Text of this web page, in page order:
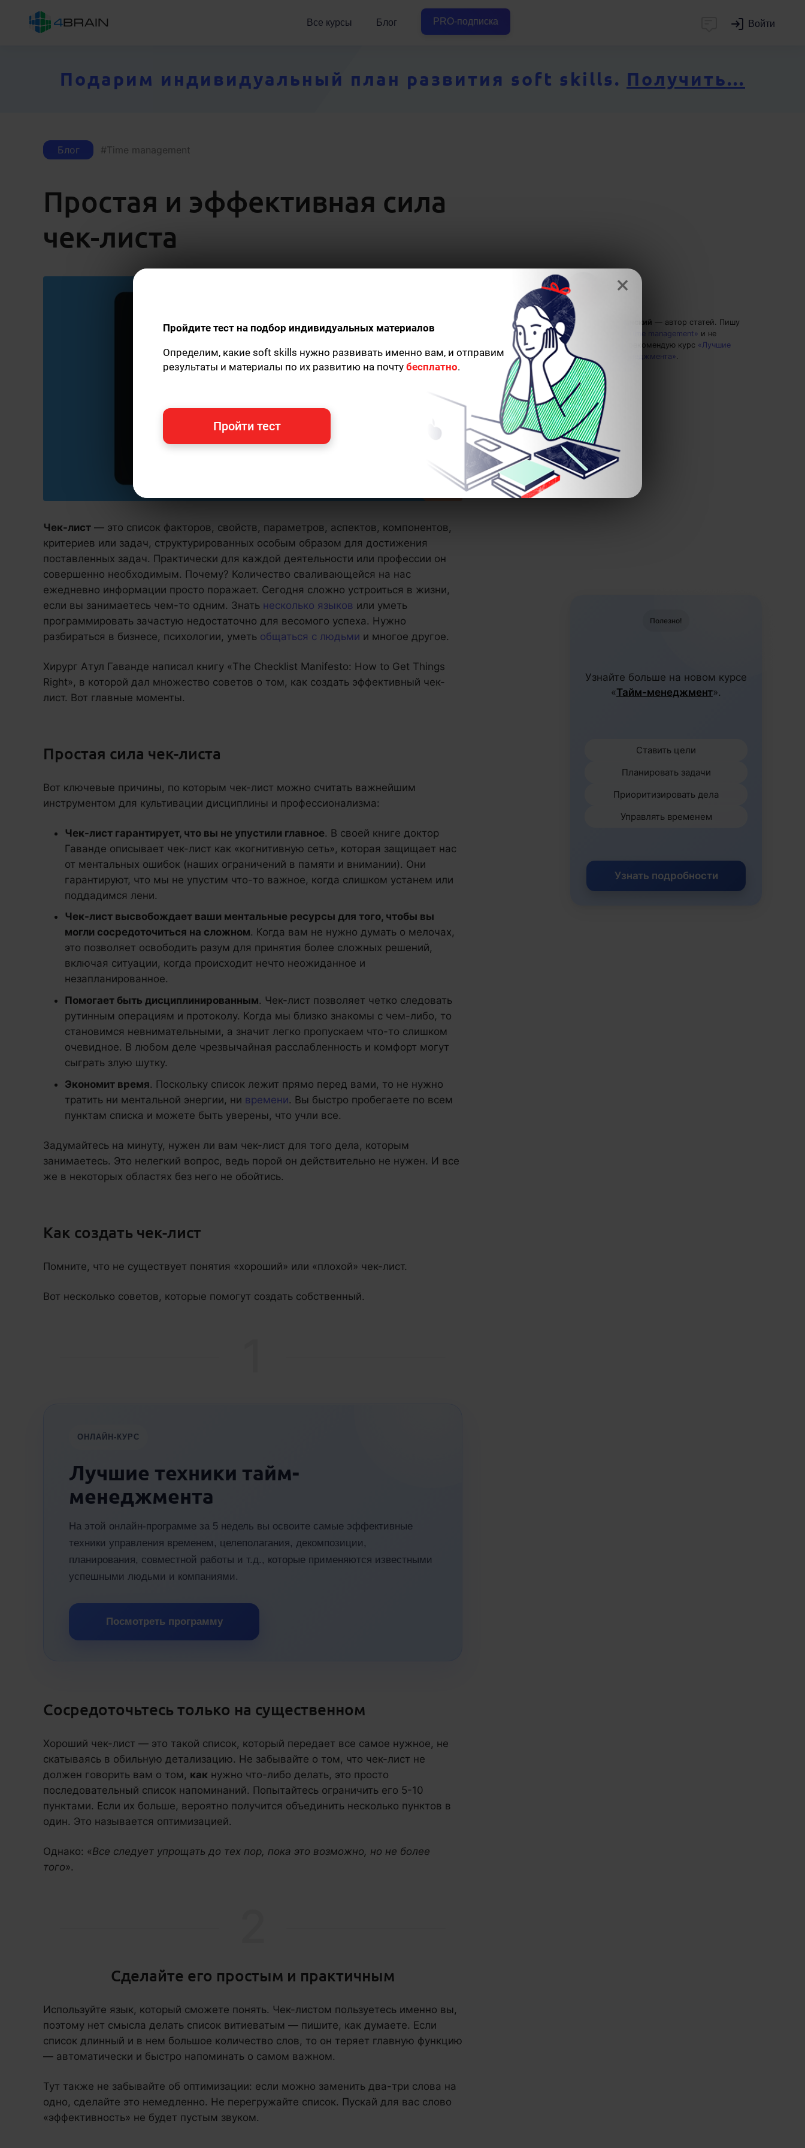
Все курсы Блог PRO-подписка Войти
Подарим индивидуальный план развития soft skills. Получить...
Блог Time management
Простая и эффективная сила
чек-листа
Григорий Кшеминский — автор статей. Пишу
статьи по теме
«Time management» и не
только, а также рекомендую курс «Лучшие
техники тайм-менеджмента».
Чек-лист — это список факторов, свойств, параметров, аспектов, компонентов,
критериев или задач, структурированных особым образом для достижения
поставленных задач. Практически для каждой деятельности или профессии он
совершенно необходимым. Почему? Количество сваливающейся на нас
ежедневно информации просто поражает. Сегодня сложно устроиться в жизни,
если вы занимаетесь чем-то одним. Знать несколько языков или уметь
программировать зачастую недостаточно для весомого успеха. Нужно
разбираться в бизнесе, психологии, уметь общаться с людьми и многое другое.
Хирург Атул Гаванде написал книгу «The Checklist Manifesto: How to Get Things
Right», в которой дал множество советов о том, как создать эффективный чек-
лист. Вот главные моменты.
Простая сила чек-листа
Вот ключевые причины, по которым чек-лист можно считать важнейшим
инструментом для культивации дисциплины и профессионализма:
Чек-лист гарантирует, что вы не упустили главное. В своей книге доктор
Гаванде описывает чек-лист как «когнитивную сеть», которая защищает нас
от ментальных ошибок (наших ограничений в памяти и внимании). Они
гарантируют, что мы не упустим что-то важное, когда слишком устанем или
поддадимся лени.
Чек-лист высвобождает ваши ментальные ресурсы для того, чтобы вы
могли сосредоточиться на сложном. Когда вам не нужно думать о мелочах,
это позволяет освободить разум для принятия более сложных решений,
включая ситуации, когда происходит нечто неожиданное и
незапланированное.
Помогает быть дисциплинированным. Чек-лист позволяет четко следовать
рутинным операциям и протоколу. Когда мы близко знакомы с чем-либо, то
становимся невнимательными, а значит легко пропускаем что-то слишком
очевидное. В любом деле чрезвычайная расслабленность и комфорт могут
сыграть злую шутку.
Экономит время. Поскольку список лежит прямо перед вами, то не нужно
тратить ни ментальной энергии, ни времени. Вы быстро пробегаете по всем
пунктам списка и можете быть уверены, что учли все.
Задумайтесь на минуту, нужен ли вам чек-лист для того дела, которым
занимаетесь. Это нелегкий вопрос, ведь порой он действительно не нужен. И все
же в некоторых областях без него не обойтись.
Как создать чек-лист
Помните, что не существует понятия «хороший» или «плохой» чек-лист.
Вот несколько советов, которые помогут создать собственный.
ОНЛАЙН-КУРС
Лучшие техники тайм-
менеджмента
На этой онлайн-программе за 5 недель вы освоите самые эффективные
техники управления временем, целеполагания, декомпозиции,
планирования, совместной работы и т.д., которые применяются известными
успешными людьми и компаниями.
Посмотреть программу
Сосредоточьтесь только на существенном
Хороший чек-лист — это такой список, который передает все самое нужное, не
скатываясь в обильную детализацию. Не забывайте о том, что чек-лист не
должен говорить вам о том, как нужно что-либо делать, это просто
последовательный список напоминаний. Попытайтесь ограничить его 5-10
пунктами. Если их больше, вероятно получится объединить несколько пунктов в
один. Это называется оптимизацией.
Однако: «Все следует упрощать до тех пор, пока это возможно, но не более
того».
Сделайте его простым и практичным
Используйте язык, который сможете понять. Чек-листом пользуетесь именно вы,
поэтому нет смысла делать список витиеватым — пишите, как думаете. Если
список длинный и в нем большое количество слов, то он теряет главную функцию
— автоматически и быстро напоминать о самом важном.
Тут также не забывайте об оптимизации: если можно заменить два-три слова на
одно, сделайте это немедленно. Не перегружайте список. Пускай для вас слово
«эффективность» не будет пустым звуком.
Полезно!
Узнайте больше на новом курсе
«Тайм-менеджмент».
Ставить цели
Планировать задачи
Приоритизировать дела
Управлять временем
Узнать подробности
×
Пройдите тест на подбор индивидуальных материалов
Определим, какие soft skills нужно развивать именно вам, и отправим
результаты и материалы по их развитию на почту бесплатно.
Пройти тест